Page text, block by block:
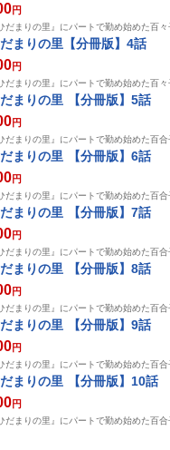
円
だまりの里』にパートで勤め始めた百
まりの里【分冊版】4話
円
だまりの里』にパートで勤め始めた百
まりの里 【分冊版】5話
円
だまりの里』にパートで勤め始めた百
まりの里 【分冊版】6話
円
だまりの里』にパートで勤め始めた百
まりの里 【分冊版】7話
円
だまりの里』にパートで勤め始めた百
まりの里 【分冊版】8話
円
だまりの里』にパートで勤め始めた百
まりの里 【分冊版】9話
円
だまりの里』にパートで勤め始めた百
まりの里 【分冊版】10話
円
だまりの里』にパートで勤め始めた百